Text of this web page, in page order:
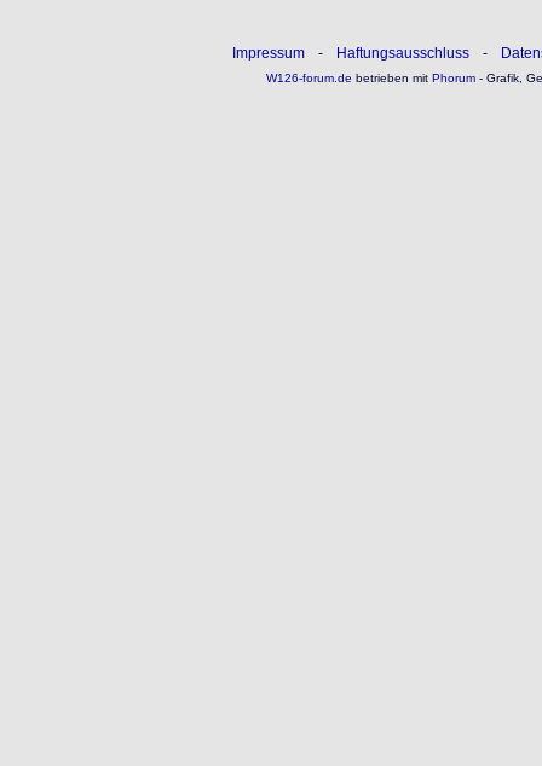
Impressum - Haftungsausschluss -
W126-forum.de betrieben mitPhorum- Grafik,